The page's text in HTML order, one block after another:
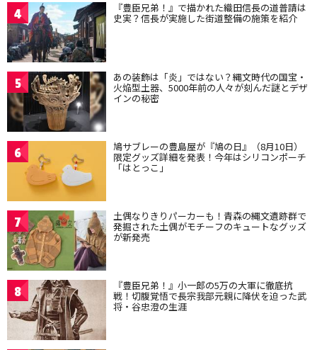
4 『豊臣兄弟！』で描かれた織田信長の道普請は
史実？信長が実施した街道整備の施策を紹介
5 あの装飾は「炎」ではない？縄文時代の国宝・
火焔型土器、5000年前の人々が刻んだ謎とデザ
インの秘密
6 鳩サブレーの豊島屋が『鳩の日』（8月10日）
限定グッズ詳細を発表！今年はシリコンポーチ
「はとっこ」
7 土偶なりきりパーカーも！青森の縄文遺跡群で
発掘された土偶がモチーフのキュートなグッズ
が新発売
8 『豊臣兄弟！』小一郎の5万の大軍に徹底抗
戦！切腹覚悟で長宗我部元親に降伏を迫った武
将・谷忠澄の生涯